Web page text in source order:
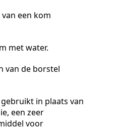
een kom
met water.
van de borstel
in plaats van
een zeer
voor